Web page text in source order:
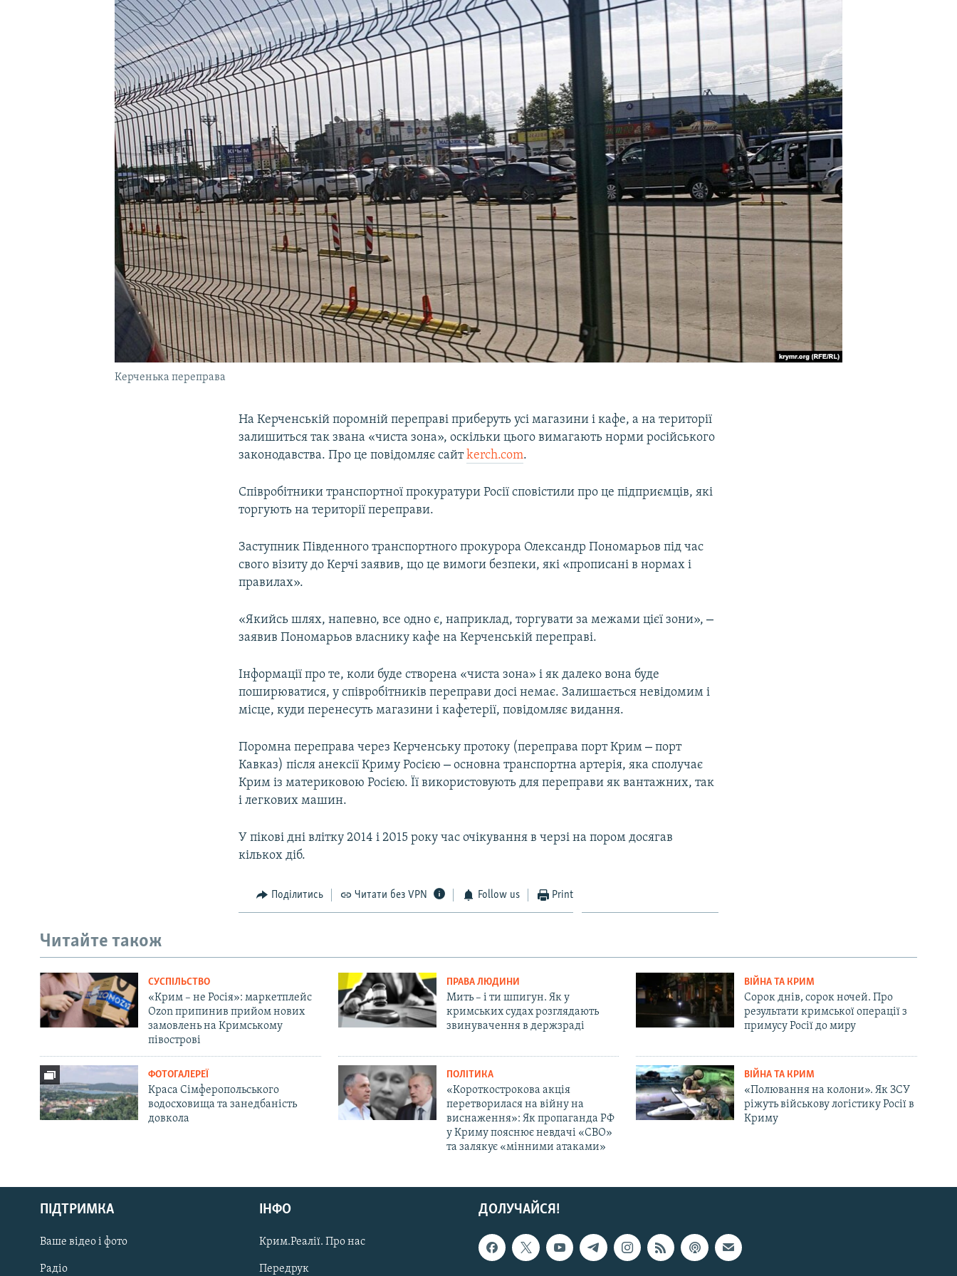
УКРАЇНСЬКА ПРОБЛЕМА КРИМУ
Русский
Qırımtatar
ДОЛУЧАЙСЯ!
Керченька переправа
На Керченській поромній переправі приберуть усі магазини і кафе, а на території
залишиться так звана «чиста зона», оскільки цього вимагають норми російського
законодавства. Про це повідомляє сайтkerch.com.
Співробітники транспортної прокуратури Росії сповістили про це підприємців, які
торгують на території переправи.
Заступник Південного транспортного прокурора Олександр Пономарьов під час
свого візиту до Керчі заявив, що це вимоги безпеки, які «прописані в нормах і
правилах».
«Якийсь шлях, напевно, все одно є, наприклад, торгувати за межами цієї зони»,–
заявив Пономарьов власнику кафе на Керченській переправі.
Інформації про те, коли буде створена «чиста зона» і як далеко вона буде
поширюватися, у співробітників переправи досі немає. Залишається невідомим і
місце, куди перенесуть магазини і кафетерії, повідомляє видання.
Поромна переправа через Керченську протоку (переправа порт Крим– порт
Кавказ) після анексії Криму Росією– основна транспортна артерія, яка сполучає
Крим із материковою Росією. Її використовують для переправи як вантажних, так
і легкових машин.
У пікові дні влітку 2014 і 2015 року час очікування в черзі на пором досягав
кількох діб.
Поділитись Читати без VPN Follow us Print
Читайте також
СУСПІЛЬСТВО
«Крим – не Росія»: маркетплейс
Ozon припинив прийом нових
замовлень на Кримському
півострові
ПРАВА ЛЮДИНИ
Мить – і ти шпигун. Як у
кримських судах розглядають
звинувачення в держзраді
ВІЙНА ТА КРИМ
Сорок днів, сорок ночей. Про
результати кримської операції з
примусу Росії до миру
ФОТОГАЛЕРЕЇ
Краса Сімферопольського
водосховища та занедбаність
довкола
ПОЛІТИКА
«Короткострокова акція
перетворилася на війну на
виснаження»: Як пропаганда РФ
у Криму пояснює невдачі «СВО»
та залякує «мінними атаками»
ВІЙНА ТА КРИМ
«Полювання на колони». Як ЗСУ
ріжуть військову логістику Росії в
Криму
ДОЛУЧАЙСЯ!
ПІДТРИМКА
Ваше відео і фото
Радіо
ІНФО
Крим.Реалії. Про нас
Передрук